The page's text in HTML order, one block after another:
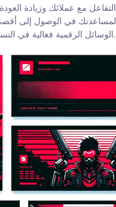
التفاعل مع عملائك وزيادة
لمساعدتك في الوصول إلى
الوسائل الرقمية فعالية في التسويق.